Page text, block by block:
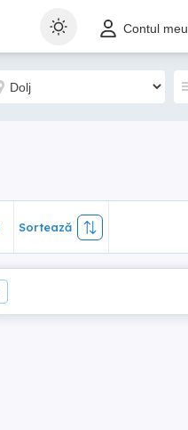
Contul meu
Sortează
Sortează